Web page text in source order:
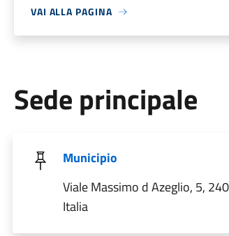
VAI ALLA PAGINA
Sede principale
Municipio
Viale Massimo d Azeglio, 5,
Italia